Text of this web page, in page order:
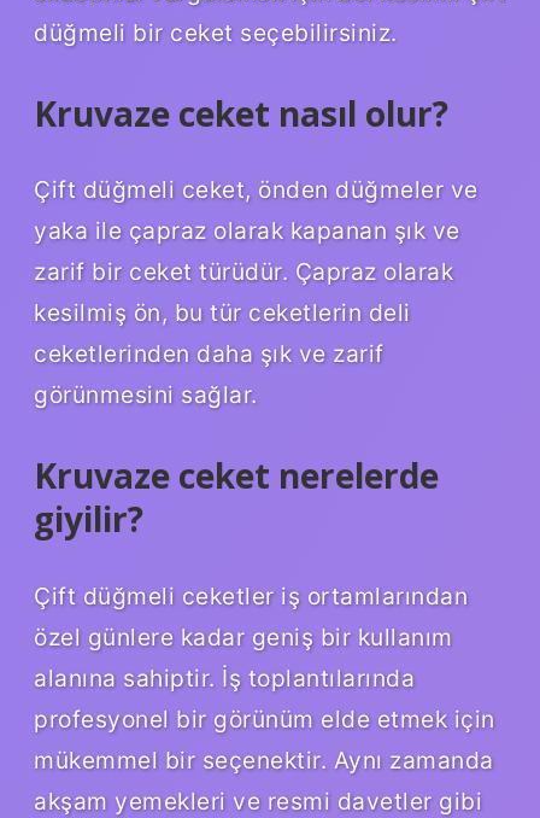
düğmeli bir ceket seçebilirsiniz.
Kruvaze ceket nasıl olur?
Çift düğmeli ceket, önden düğmeler ve
yaka ile çapraz olarak kapanan şık ve
zarif bir ceket türüdür. Çapraz olarak
kesilmiş ön, bu tür ceketlerin deli
ceketlerinden daha şık ve zarif
görünmesini sağlar.
Kruvaze ceket nerelerde
giyilir?
Çift düğmeli ceketler iş ortamlarından
özel günlere kadar geniş bir kullanım
alanına sahiptir. İş toplantılarında
profesyonel bir görünüm elde etmek için
mükemmel bir seçenektir. Aynı zamanda
akşam yemekleri ve resmi davetler gibi